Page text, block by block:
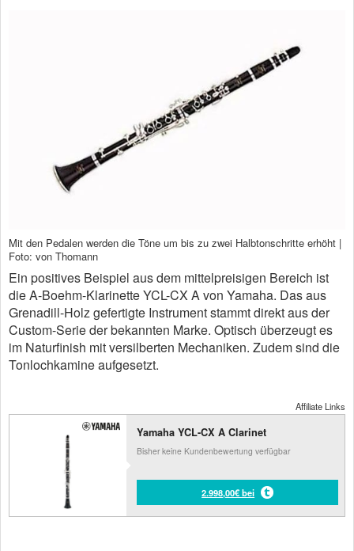
Mit den Pedalen werden die Töne um bis zu zwei Halbtonschritte erhöht |
Foto: von Thomann
Ein positives Beispiel aus dem mittelpreisigen Bereich ist
die A-Boehm-Klarinette YCL-CX A von Yamaha. Das aus
Grenadill-Holz gefertigte Instrument stammt direkt aus der
Custom-Serie der bekannten Marke. Optisch überzeugt es
im Naturfinish mit versilberten Mechaniken. Zudem sind die
Tonlochkamine aufgesetzt.
Affiliate Links
Yamaha YCL-CX A Clarinet
Bisher keine Kundenbewertung verfügbar
2.998,00€ bei